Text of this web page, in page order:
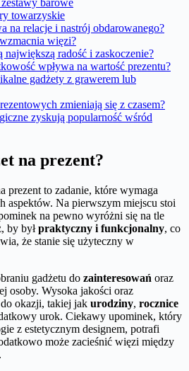
towarzyskie
na relacje i nastrój obdarowanego?
więzi?
największą radość i zaskoczenie?
wpływa na wartość prezentu?
gadżety z grawerem lub
zmieniają się z czasem?
zyskują popularność wśród
na prezent?
prezent to zadanie, które wymaga
aspektów. Na pierwszym miejscu stoi
na pewno wyróżni się na tle
by byłpraktyczny i funkcjonalny, co
że stanie się użyteczny w
gadżetu do zainteresowań oraz
osoby. Wysoka jakości oraz
okazji, takiej jak urodziny, rocznice
urok. Ciekawy upominek, który
z estetycznym designem, potrafi
może zacieśnić więzi między